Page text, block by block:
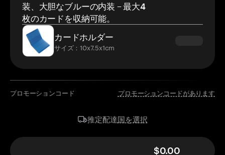
装、大胆なブルーの内装 – 最大4
枚のカードを収納可能。
カードホルダー
サイズ：10x7.5x1cm
プロモーションコード プロモーションコードがあります
推定配達国を選択
$0.00